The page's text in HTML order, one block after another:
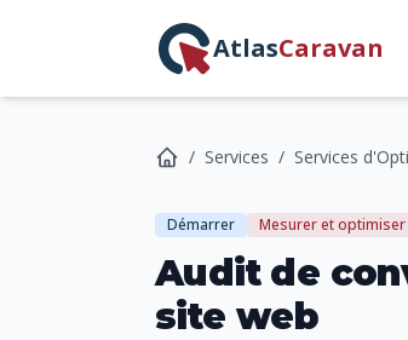
AtlasCaravan
/ Services / Services
Démarrer Mesurer et optimiser
Audit de
site web